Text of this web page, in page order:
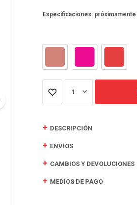
Especificaciones: próximamente
1
DESCRIPCIÓN
ENVÍOS
CAMBIOS Y DEVOLUCIONES
MEDIOS DE PAGO